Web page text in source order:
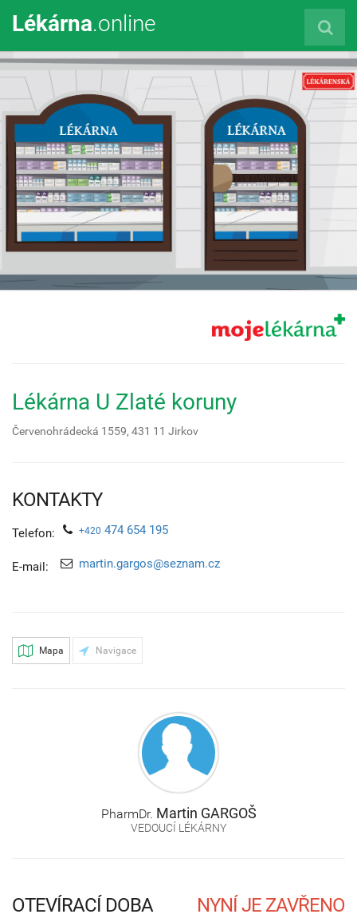
Lékárna.online
Lékárna U Zlaté koruny
Červenohrádecká 1559, 431 11 Jirkov
KONTAKTY
Telefon: +420 474 654 195
E-mail: martin.gargos@seznam.cz
Mapa Navigace
PharmDr. Martin GARGOŠ
VEDOUCÍ LÉKÁRNY
OTEVÍRACÍ DOBA